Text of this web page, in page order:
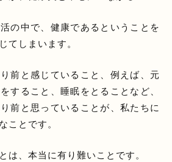
の中で、健康であるということを
てしまいます。
前と感じていること、例えば、元
すること、睡眠をとることなど、
前と思っていることが、私たちに
ことです。
は、本当に有り難いことです。